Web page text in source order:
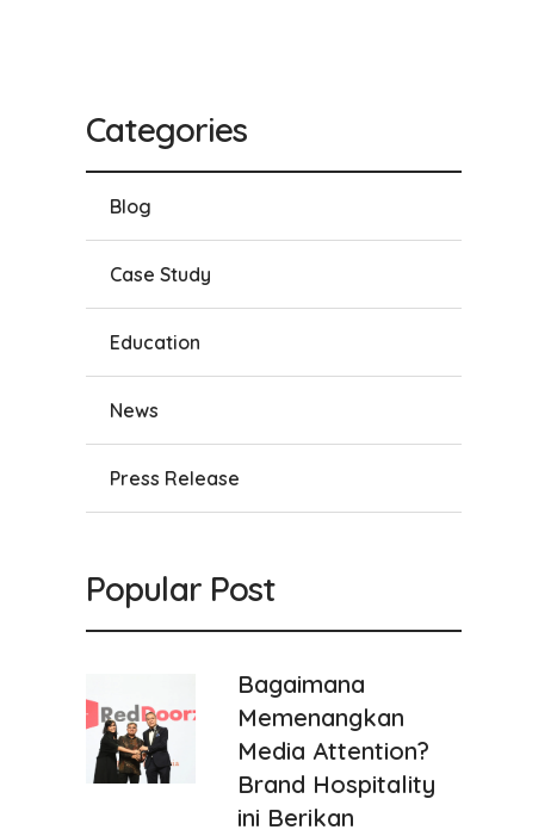
Categories
Blog
Case Study
Education
News
Press Release
Popular Post
Bagaimana
Memenangkan
Media Attention?
Brand Hospitality
ini Berikan